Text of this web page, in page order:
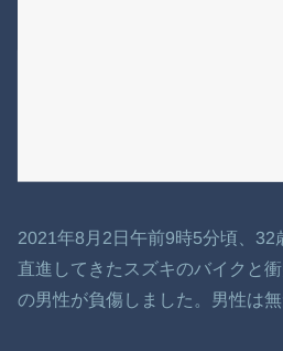
2021年8月2日午前9時5分頃、
直進してきたスズキのバイクと
の男性が負傷しました。男性は無